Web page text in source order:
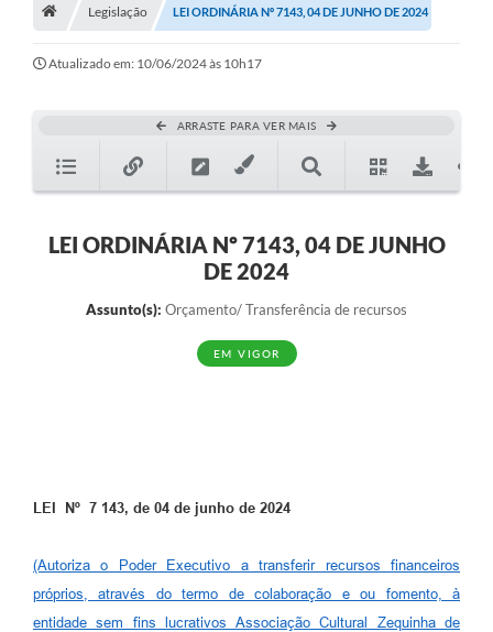
A História
Galeria de Fotos
Concursos
Transparência
Audiências Públicas
Legislação LEI ORDINÁRIA Nº 7143, 04 DE JUNHO DE 2024
Atualizado em: 10/06/2024 às 10h17
ARRASTE PARA VER MAIS
LEI ORDINÁRIA Nº 7143, 04 DE JUNHO
DE 2024
Assunto(s): Orçamento/ Transferência de recursos
EM VIGOR
LEI Nº 7 143, de 04 de junho de 2024
(Autoriza o Poder Executivo a transferir recursos financeiros
próprios, através do termo de colaboração e ou fomento, à
entidade sem fins lucrativos Associação Cultural Zequinha de